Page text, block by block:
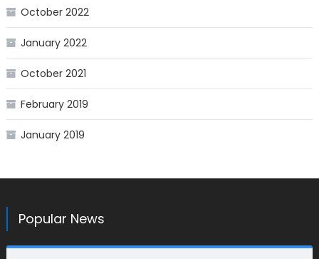
October 2022
January 2022
October 2021
February 2019
January 2019
Popular News